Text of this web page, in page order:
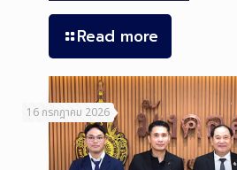
Read more
16 กรกฎาคม 2026